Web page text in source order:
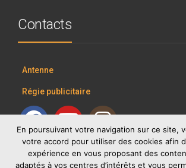
Contacts
Antenne
Régie publicitaire
En poursuivant votre navigation sur ce site,
votre accord pour utiliser des cookies afin
expérience en vous proposant des
adaptés à vos centres d’intérêts et vous